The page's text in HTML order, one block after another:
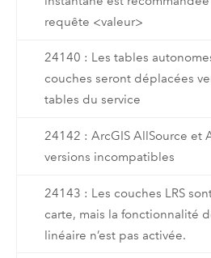
requête <valeur>
24140 : Les tables
couches seront déplacées
tables du service
24142 : ArcGIS AllSource et
versions incompatibles
24143 : Les couches LRS
carte, mais la fonctionnalité
linéaire n’est pas activée.